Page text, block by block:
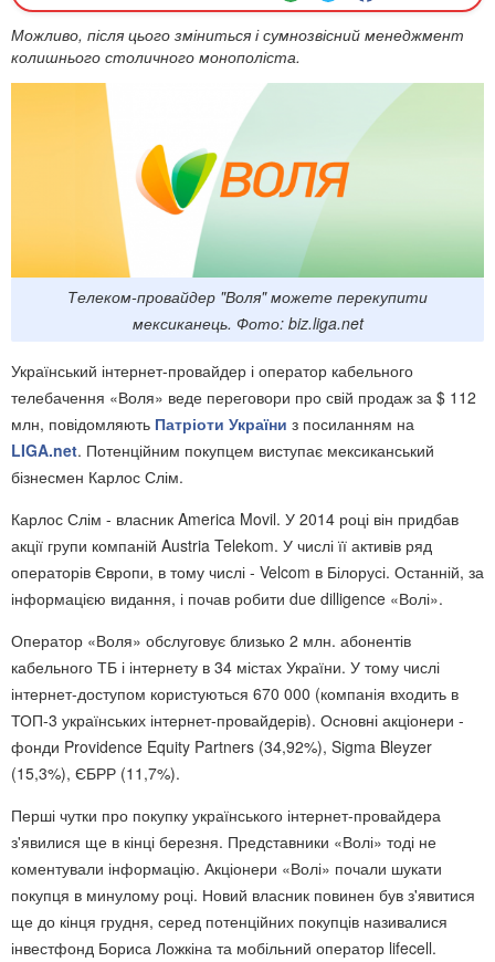
Можливо, після цього зміниться і сумнозвісний менеджмент
колишнього столичного монополіста.
Телеком-провайдер "Воля" можете перекупити
мексиканець. Фото: biz.liga.net
Український інтернет-провайдер і оператор кабельного
телебачення «Воля» веде переговори про свій продаж за $ 112
млн, повідомляють Патріоти України з посиланням на
LIGA.net. Потенційним покупцем виступає мексиканський
бізнесмен Карлос Слім.
Карлос Слім - власник America Movil. У 2014 році він придбав
акції групи компаній Austria Telekom. У числі її активів ряд
операторів Європи, в тому числі - Velcom в Білорусі. Останній, за
інформацією видання, і почав робити due dilligence «Волі».
Оператор «Воля» обслуговує близько 2 млн. абонентів
кабельного ТБ і інтернету в 34 містах України. У тому числі
інтернет-доступом користуються 670 000 (компанія входить в
ТОП-3 українських інтернет-провайдерів). Основні акціонери -
фонди Providence Equity Partners (34,92%), Sigma Bleyzer
(15,3%), ЄБРР (11,7%).
Перші чутки про покупку українського інтернет-провайдера
з'явилися ще в кінці березня. Представники «Волі» тоді не
коментували інформацію. Акціонери «Волі» почали шукати
покупця в минулому році. Новий власник повинен був з'явитися
ще до кінця грудня, серед потенційних покупців називалися
інвестфонд Бориса Ложкіна та мобільний оператор lifecell.